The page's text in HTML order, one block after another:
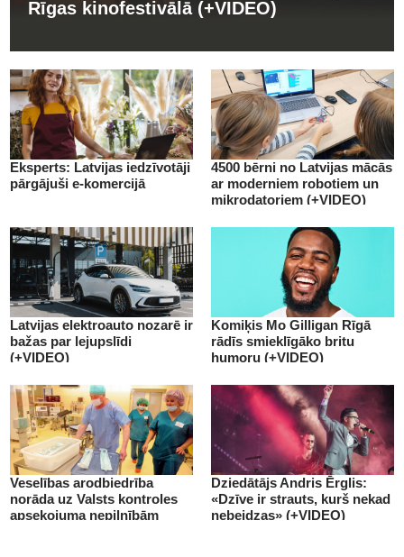
Rīgas kinofestivālā (+VIDEO)
Eksperts: Latvijas iedzīvotāji
pārgājuši e-komercijā
4500 bērni no Latvijas mācās
ar moderniem robotiem un
mikrodatoriem (+VIDEO)
Latvijas elektroauto nozarē ir
bažas par lejupslīdi
(+VIDEO)
Komiķis Mo Gilligan Rīgā
rādīs smieklīgāko britu
humoru (+VIDEO)
Veselības arodbiedrība
norāda uz Valsts kontroles
apsekojuma nepilnībām
Dziedātājs Andris Ērglis:
«Dzīve ir strauts, kurš nekad
nebeidzas» (+VIDEO)